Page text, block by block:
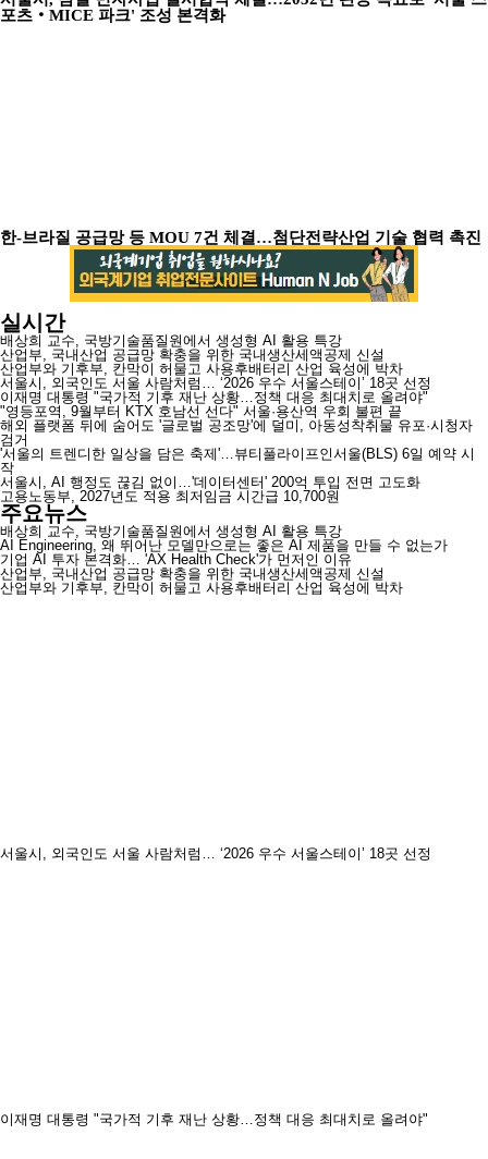
포츠‧MICE 파크' 조성 본격화
한-브라질 공급망 등 MOU 7건 체결…첨단전략산업 기술 협력 촉진
실시간
배상희 교수, 국방기술품질원에서 생성형 AI 활용 특강
산업부, 국내산업 공급망 확충을 위한 국내생산세액공제 신설
산업부와 기후부, 칸막이 허물고 사용후배터리 산업 육성에 박차
서울시, 외국인도 서울 사람처럼… ‘2026 우수 서울스테이’ 18곳 선정
이재명 대통령 "국가적 기후 재난 상황…정책 대응 최대치로 올려야"
"영등포역, 9월부터 KTX 호남선 선다" 서울·용산역 우회 불편 끝
해외 플랫폼 뒤에 숨어도 '글로벌 공조망'에 덜미, 아동성착취물 유포·시청자
검거
'서울의 트렌디한 일상을 담은 축제'…뷰티풀라이프인서울(BLS) 6일 예약 시
작
서울시, AI 행정도 끊김 없이…'데이터센터' 200억 투입 전면 고도화
고용노동부, 2027년도 적용 최저임금 시간급 10,700원
주요뉴스
배상희 교수, 국방기술품질원에서 생성형 AI 활용 특강
AI Engineering, 왜 뛰어난 모델만으로는 좋은 AI 제품을 만들 수 없는가
기업 AI 투자 본격화… 'AX Health Check'가 먼저인 이유
산업부, 국내산업 공급망 확충을 위한 국내생산세액공제 신설
산업부와 기후부, 칸막이 허물고 사용후배터리 산업 육성에 박차
서울시, 외국인도 서울 사람처럼… ‘2026 우수 서울스테이’ 18곳 선정
이재명 대통령 "국가적 기후 재난 상황…정책 대응 최대치로 올려야"